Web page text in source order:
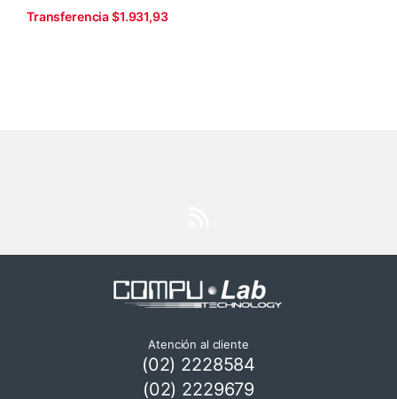
Transferencia $1.931,93
Atención al cliente
(02) 2228584
(02) 2229679